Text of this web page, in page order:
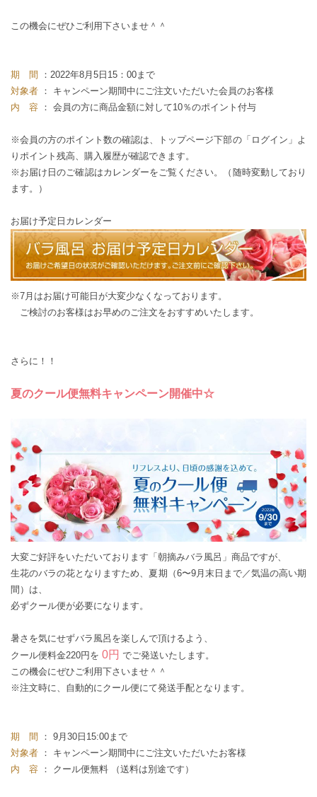
この機会にぜひご利用下さいませ＾＾
期 間
：2022年8月5日15：00まで
対象者 ： キャンペーン期間中にご注文いただいた会員のお客様
内 容
： 会員の方に商品金額に対して10％のポイント付与
※会員の方のポイント数の確認は、トップページ下部の「ログイン」よ
りポイント残高、購入履歴が確認できます。
※お届け日のご確認はカレンダーをご覧ください。（随時変動しており
ます。）
お届け予定日カレンダー
※7月はお届け可能日が大変少なくなっております。
ご検討のお客様はお早めのご注文をおすすめいたします。
さらに！！
夏のクール便無料キャンペーン開催中☆
大変ご好評をいただいております「朝摘みバラ風呂」商品ですが、
生花のバラの花となりますため、夏期（6〜9月末日まで／気温の高い期
間）は、
必ずクール便が必要になります。
暑さを気にせずバラ風呂を楽しんで頂けるよう、
クール便料金220円を 0円 でご発送いたします。
この機会にぜひご利用下さいませ＾＾
※注文時に、自動的にクール便にて発送手配となります。
期 間
： 9月30日15:00まで
対象者 ： キャンペーン期間中にご注文いただいたお客様
内 容
： クール便無料 （送料は別途です）